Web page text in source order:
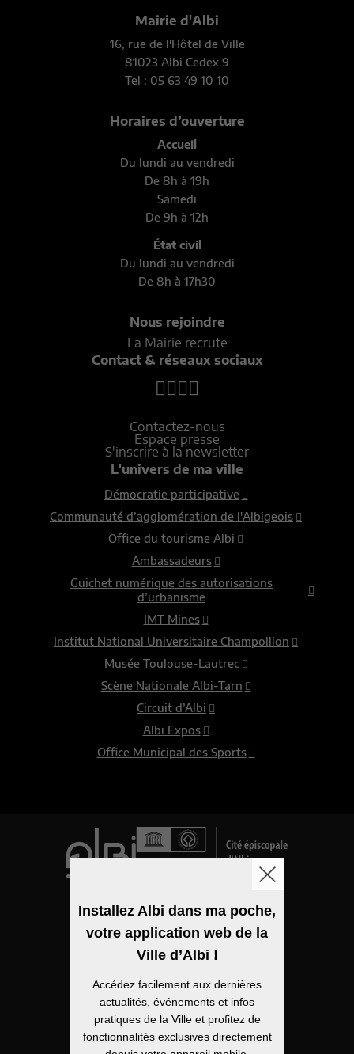
Mairie d'Albi
16, rue de l'Hôtel de Ville
81023 Albi Cedex 9
Tel : 05 63 49 10 10
Horaires d’ouverture
Accueil
Du lundi au vendredi
De 8h à 19h
Samedi
De 9h à 12h
État civil
Du lundi au vendredi
De 8h à 17h30
Nous rejoindre
La Mairie recrute
Contact & réseaux sociaux
Contactez-nous
Espace presse
S'inscrire à la newsletter
L'univers de ma ville
Démocratie participative
Communauté d’agglomération de l'Albigeois
Office du tourisme Albi
Ambassadeurs
Guichet numérique des autorisations
d’urbanisme
IMT Mines
Institut National Universitaire Champollion
Musée Toulouse-Lautrec
Scène Nationale Albi-Tarn
Circuit d’Albi
Albi Expos
Office Municipal des Sports
Mentions légales
Politique de confidentialité
Plan du site
Installez Albi dans ma poche,
votre application web de la
Ville d’Albi !
Accédez facilement aux dernières
actualités, événements et infos
pratiques de la Ville et profitez de
fonctionnalités exclusives directement